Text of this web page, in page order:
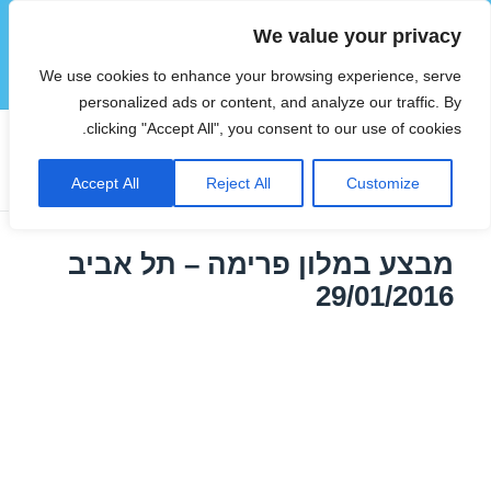
We value your privacy
We use cookies to enhance your browsing experience, serve
personalized ads or content, and analyze our traffic. By
clicking "Accept All", you consent to our use of cookies.
Customize
Reject All
Accept All
הוטצימר
תפריטים
ווידג'טים
תגית:מלונות זולים בתל אביב
מבצע במלון פרימה – תל אביב
29/01/2016